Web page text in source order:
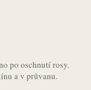
po oschnutí rosy.
a v průvanu.